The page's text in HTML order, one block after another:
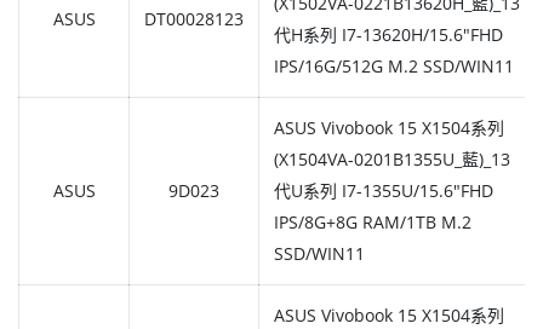
ASUS DT00028123
代H系列 I7-13620H/15.6"FHD
IPS/16G/512G M.2 SSD/WIN11
ASUS 9D023
ASUS Vivobook 15 X1504系列
(X1504VA-0201B1355U_藍)_13
代U系列 I7-1355U/15.6"FHD
IPS/8G+8G RAM/1TB M.2
SSD/WIN11
ASUS Vivobook 15 X1504系列